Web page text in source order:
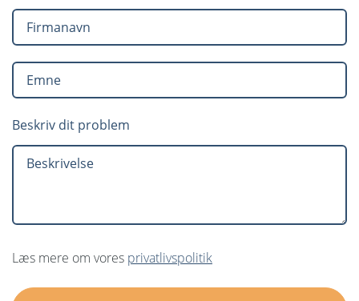
Beskriv dit problem
Læs mere om vores privatlivspolitik